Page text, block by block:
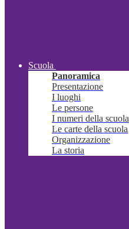
Scuola
Panoramica
Presentazione
I luoghi
Le persone
I numeri della scuola
Le carte della scuola
Organizzazione
La storia